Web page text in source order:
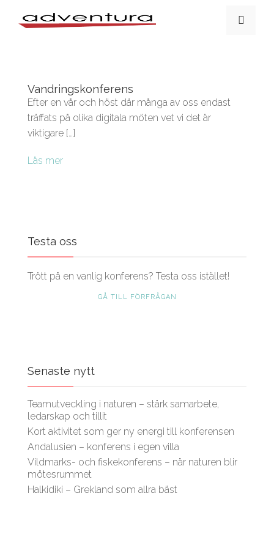
Vandringskonferens
Efter en vår och höst där många av oss endast
träffats på olika digitala möten vet vi det är
viktigare […]
Läs mer
Testa oss
Trött på en vanlig konferens? Testa oss istället!
GÅ TILL FÖRFRÅGAN
Senaste nytt
Teamutveckling i naturen – stärk samarbete,
ledarskap och tillit
Kort aktivitet som ger ny energi till konferensen
Andalusien – konferens i egen villa
Vildmarks- och fiskekonferens – när naturen blir
mötesrummet
Halkidiki – Grekland som allra bäst